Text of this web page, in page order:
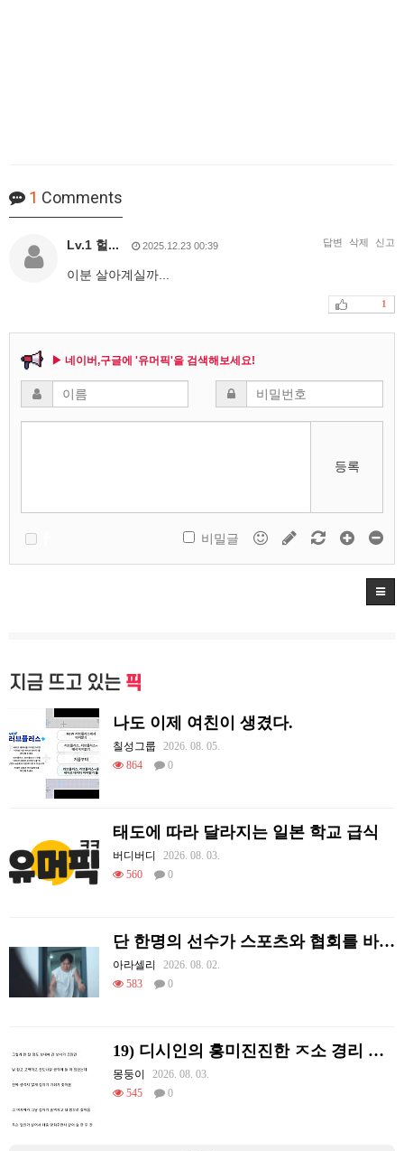
1 Comments
Lv.1 헐... 2025.12.23 00:39 답변 삭제 신고
이분 살아계실까...
1
▶ 네이버,구글에 '유머픽'을 검색해보세요!
등록
비밀글
지금 뜨고 있는 픽
나도 이제 여친이 생겼다.
칠성그룹
2026. 08. 05.
864
0
태도에 따라 달라지는 일본 학교 급식
버디버디
2026. 08. 03.
560
0
단 한명의 선수가 스포츠와 협회를 바꿔 버린 사례.jpg
아라셀리
2026. 08. 02.
583
0
19) 디시인의 흥미진진한 ㅈ소 경리 ㄸ먹은 썰
몽둥이
2026. 08. 03.
545
0